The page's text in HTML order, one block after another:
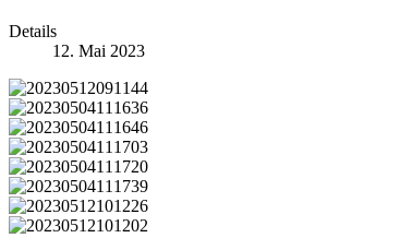
Details
12. Mai 2023